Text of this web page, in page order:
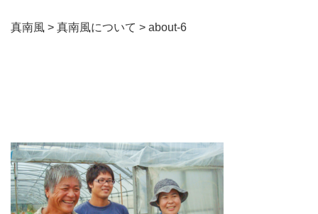
真南風 > 真南風について > about-6